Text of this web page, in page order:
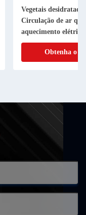
Vegetais
Circulação de ar
aquecimento elétrico
Obtenha o